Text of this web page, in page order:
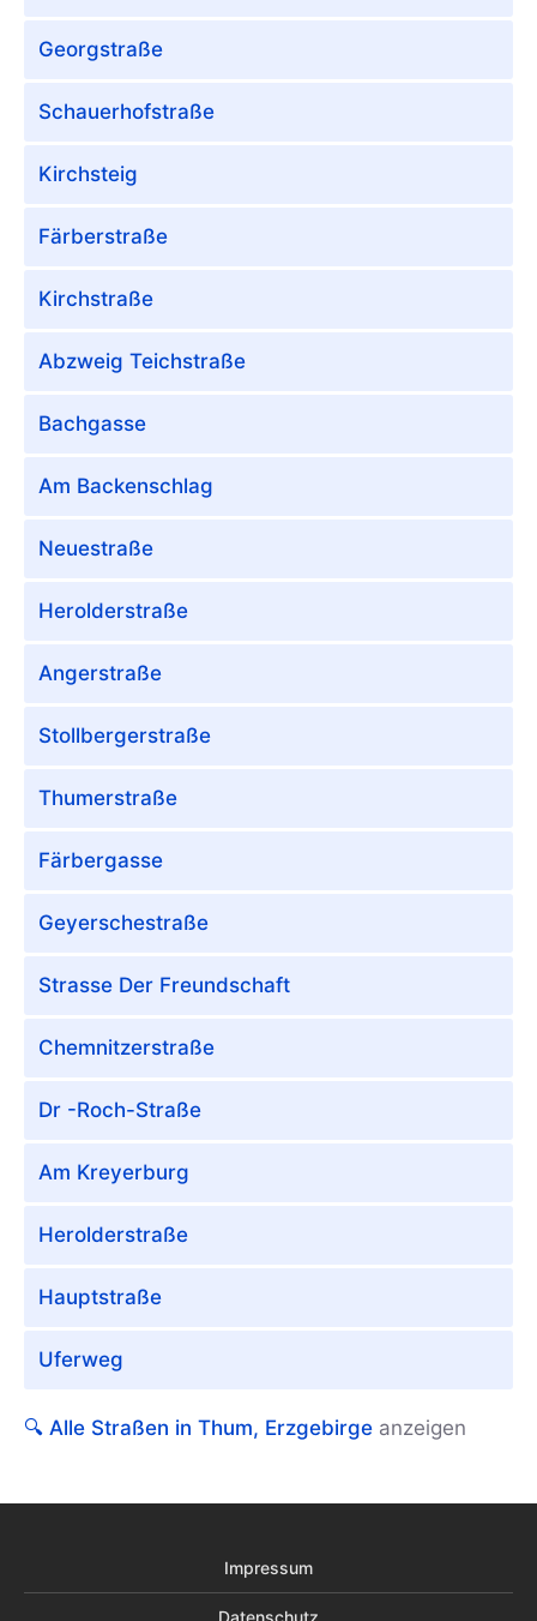
Georgstraße
Schauerhofstraße
Kirchsteig
Färberstraße
Kirchstraße
Abzweig Teichstraße
Bachgasse
Am Backenschlag
Neuestraße
Herolderstraße
Angerstraße
Stollbergerstraße
Thumerstraße
Färbergasse
Geyerschestraße
Strasse Der Freundschaft
Chemnitzerstraße
Dr -Roch-Straße
Am Kreyerburg
Herolderstraße
Hauptstraße
Uferweg
🔍 Alle Straßen in Thum, Erzgebirge anzeigen
Impressum
Datenschutz